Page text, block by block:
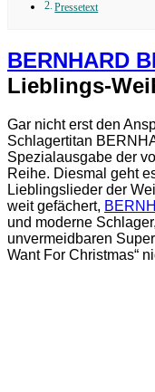
Pressetext
BERNHARD
Lieblings-
Gar nicht erst den
Schlagertitan
Spezialausgabe der
Reihe. Diesmal geht
Lieblingslieder der
weit gefächert,
und moderne
unvermeidbaren
Want For Christmas“